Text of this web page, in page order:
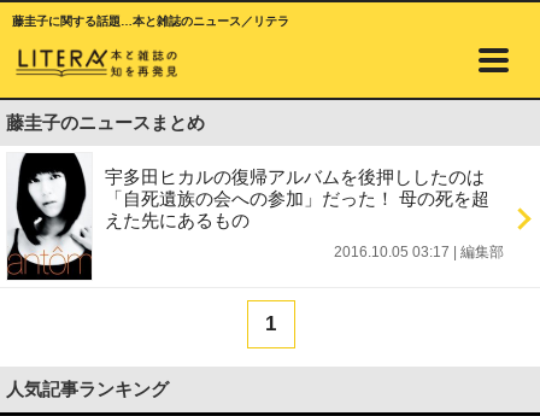
藤圭子に関する話題…本と雑誌のニュース／リテラ
藤圭子のニュースまとめ
宇多田ヒカルの復帰アルバムを後押ししたのは
「自死遺族の会への参加」だった！ 母の死を超
えた先にあるもの
2016.10.05 03:17 編集部
1
人気記事ランキング